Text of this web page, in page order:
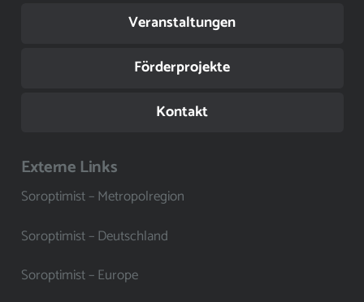
Veranstaltungen
Förderprojekte
Kontakt
Externe Links
Soroptimist – Metropolregion
Soroptimist – Deutschland
Soroptimist – Europe